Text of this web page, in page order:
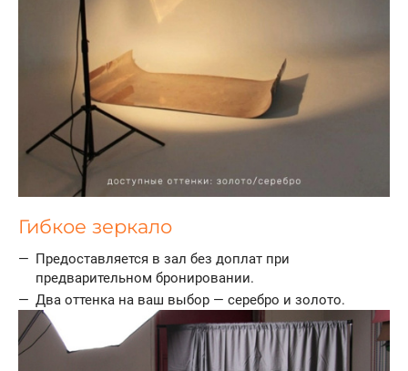
Гибкое зеркало
Предоставляется в зал без доплат при
предварительном бронировании.
Два оттенка на ваш выбор — серебро и золото.